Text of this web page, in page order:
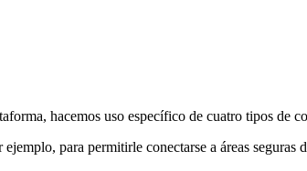
hacemos uso específico de cuatro tipos de
para permitirle conectarse a áreas seguras